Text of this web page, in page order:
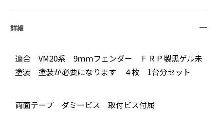
詳細
適合 VM20系 9ｍｍフェンダー ＦＲＰ製黒ゲル未
塗装 塗装が必要になります ４枚 1台分セット
両面テープ ダミービス 取付ビス付属